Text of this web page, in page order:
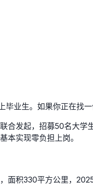
业生。如果你正在找
合发起，招募50名大
本实现零负担上岗。
面积330平方公里，